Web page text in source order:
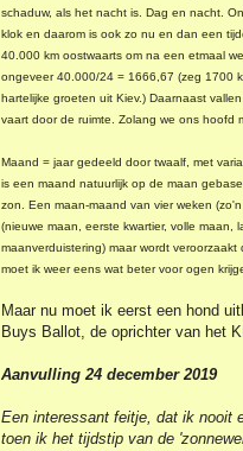
schaduw, als het nacht is. Dag en nacht.
klok en daarom is ook zo nu en dan een
40.000 km oostwaarts om na een etmaal
ongeveer 40.000/24 = 1666,67 (zeg 1700
hartelijke groeten uit Kiev.) Daarnaast
vaart door de ruimte. Zolang we ons hoofd
Maand = jaar gedeeld door twaalf, met
is een maand natuurlijk op de maan
zon. Een maan-maand van vier weken
(nieuwe maan, eerste kwartier, volle maan,
maanverduistering) maar wordt
moet ik weer eens wat beter voor ogen
Maar nu moet ik eerst een hond
Buys Ballot, de oprichter van het
Aanvulling 24 december 2019
Een interessant feitje, dat ik nooit
toen ik het tijdstip van de